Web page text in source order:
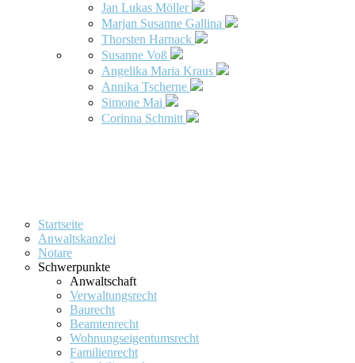
Jan Lukas Möller
Marjan Susanne Gallina
Thorsten Harnack
Susanne Voß
Angelika Maria Kraus
Annika Tscherne
Simone Mai
Corinna Schmitt
Startseite
Anwaltskanzlei
Notare
Schwerpunkte
Anwaltschaft
Verwaltungsrecht
Baurecht
Beamtenrecht
Wohnungseigentumsrecht
Familienrecht